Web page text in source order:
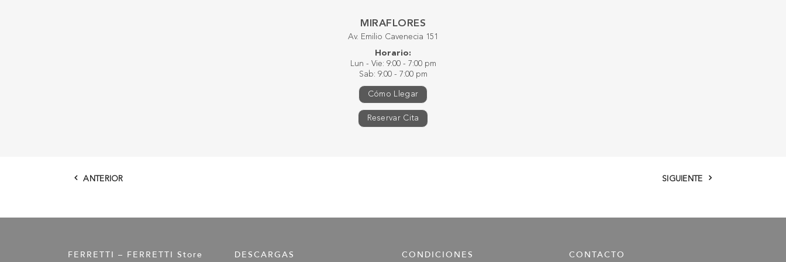
MIRAFLORES
Av. Emilio Cavenecia 151
Horario:
Lun - Vie: 9:00 - 7:00 pm
Sab: 9:00 - 7:00 pm
Cómo Llegar
Reservar Cita
ANTERIOR SIGUIENTE
FERRETTI – FERRETTI Store DESCARGAS CONDICIONES CONTACTO